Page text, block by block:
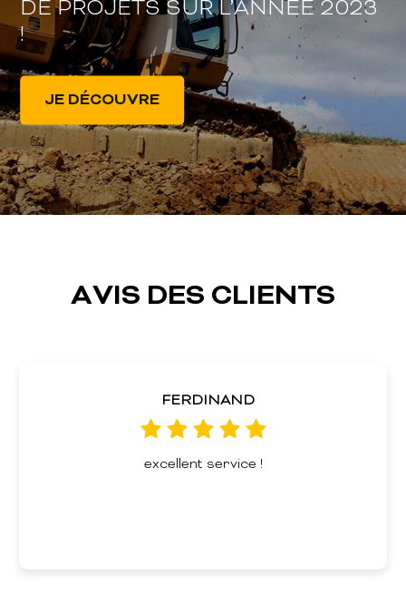
DE PROJETS SUR L’ANNÉE 2023
!
JE DÉCOUVRE
AVIS DES CLIENTS
FERDINAND
excellent service !